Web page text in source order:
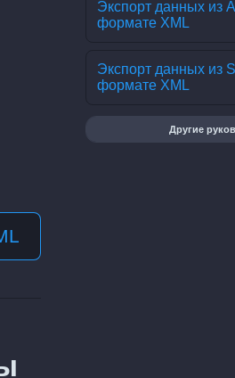
Экспорт данных из
формате XML
Экспорт данных из
формате XML
Другие